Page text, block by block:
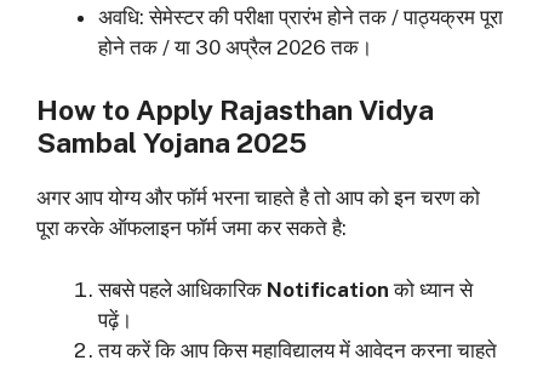
अवधि: सेमेस्टर की परीक्षा प्रारंभ होने तक / पाठ्यक्रम पूरा
होने तक / या 30 अप्रैल 2026 तक।
How to Apply Rajasthan Vidya
Sambal Yojana 2025
अगर आप योग्य और फॉर्म भरना चाहते है तो आप को इन चरण को
पूरा करके ऑफलाइन फॉर्म जमा कर सकते है:
सबसे पहले आधिकारिक Notification को ध्यान से
पढ़ें।
तय करें कि आप किस महाविद्यालय में आवेदन करना चाहते